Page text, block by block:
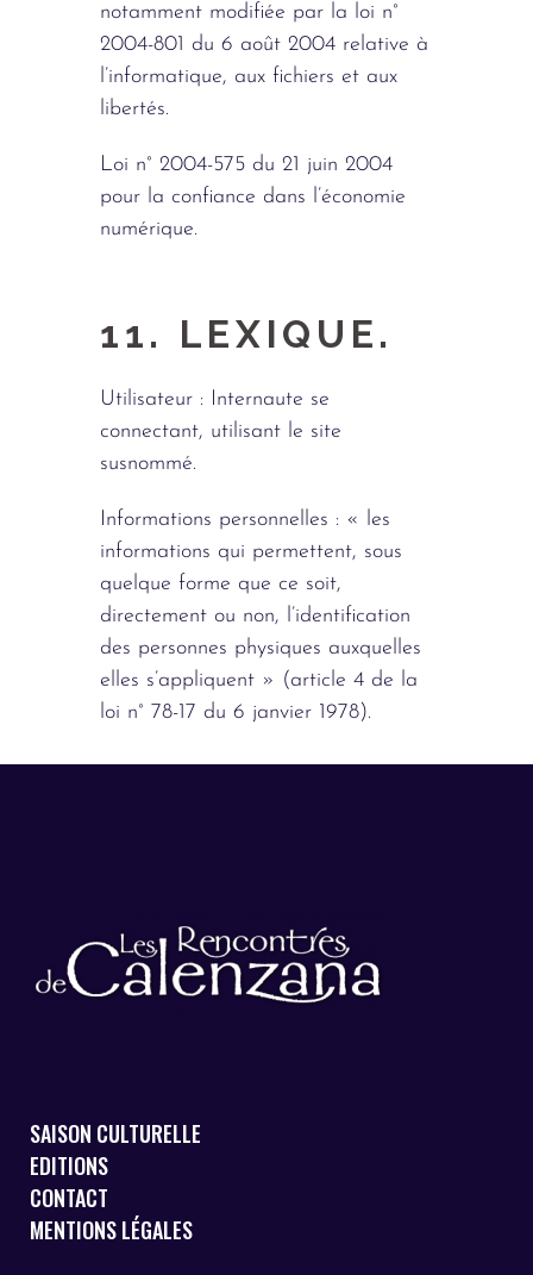
notamment modifiée par la loi n°
2004-801 du 6 août 2004 relative à
l’informatique, aux fichiers et aux
libertés.
Loi n° 2004-575 du 21 juin 2004
pour la confiance dans l’économie
numérique.
11. LEXIQUE.
Utilisateur : Internaute se
connectant, utilisant le site
susnommé.
Informations personnelles : « les
informations qui permettent, sous
quelque forme que ce soit,
directement ou non, l’identification
des personnes physiques auxquelles
elles s’appliquent » (article 4 de la
loi n° 78-17 du 6 janvier 1978).
SAISON CULTURELLE
EDITIONS
CONTACT
MENTIONS LÉGALES